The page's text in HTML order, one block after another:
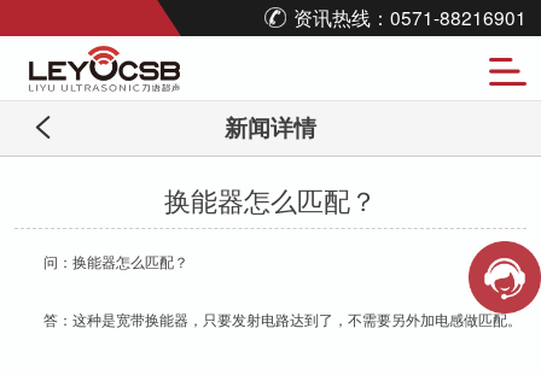
资讯热线：0571-88216901
新闻详情
换能器怎么匹配？
问：换能器怎么匹配？
答：这种是宽带换能器，只要发射电路达到了，不需要另外加电感做匹配。